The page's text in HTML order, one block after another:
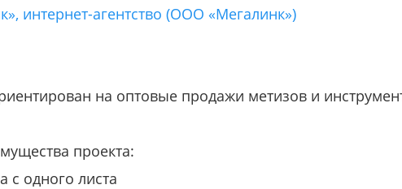
интернет-агентство (ООО «Мегалинк»)
на оптовые продажи метизов и
проекта:
с одного листа